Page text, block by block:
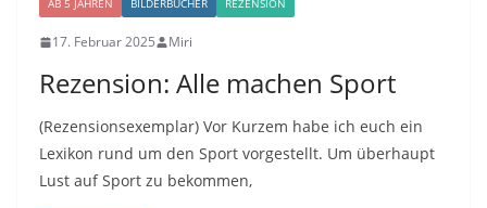
AB 5 JAHREN BILDERBÜCHER REZENSION
17. Februar 2025 Miri
Rezension: Alle machen Sport
(Rezensionsexemplar) Vor Kurzem habe ich euch ein
Lexikon rund um den Sport vorgestellt. Um überhaupt
Lust auf Sport zu bekommen,